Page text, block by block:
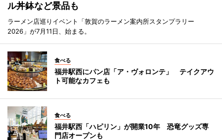
ル丼鉢など景品も
ラーメン店巡りイベント「敦賀のラーメン案内所スタンプラリー
2026」が7月11日、始まる。
食べる
福井駅西にパン店「ア・ヴォロンテ」 テイクアウ
ト可能なカフェも
食べる
福井駅西「ハピリン」が開業10年 恐竜グッズ専
門店オープンも